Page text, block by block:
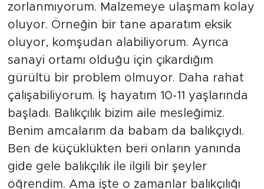
zorlanmıyorum. Malzemeye ulaşmam kolay
oluyor. Örneğin bir tane aparatım eksik
oluyor, komşudan alabiliyorum. Ayrıca
sanayi ortamı olduğu için çıkardığım
gürültü bir problem olmuyor. Daha rahat
çalışabiliyorum. İş hayatım 10-11 yaşlarında
başladı. Balıkçılık bizim aile mesleğimiz.
Benim amcalarım da babam da balıkçıydı.
Ben de küçüklükten beri onların yanında
gide gele balıkçılık ile ilgili bir şeyler
öğrendim. Ama işte o zamanlar balıkçılığı